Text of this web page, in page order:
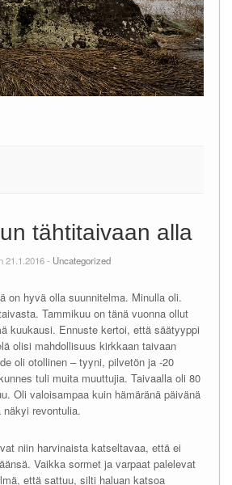
tähtitaivaan alla
21.1.2016 - Uncategorized
on hyvä olla suunnitelma. Minulla oli.
Tammikuu on tänä vuonna ollut
kuukausi. Ennuste kertoi, että säätyyppi
olisi mahdollisuus kirkkaan taivaan
oli otollinen – tyyni, pilvetön ja -20
tuli muita muuttujia. Taivaalla oli 80
Oli valoisampaa kuin hämäränä päivänä
revontulia.
niin harvinaista katseltavaa, että ei
Vaikka sormet ja varpaat palelevat
että sattuu, silti haluan katsoa